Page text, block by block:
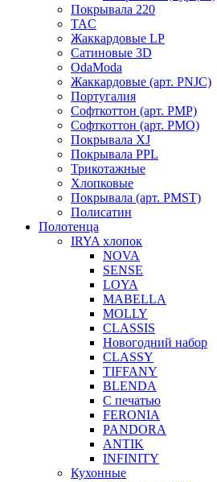
Покрывала 220
TAC
Жаккардовые LP
Сатиновые 3D
OdaModa
Жаккардовые (арт. PNJC)
Португалия
Софткоттон (арт. PMP)
Софткоттон (арт. PMO)
Покрывала XJ
Покрывала PPL
Трикотажные
Хлопковые
Покрывала (арт. PMST)
Полисатин
Полотенца
IRYA хлопок
NOVA
SENSE
LOYA
MABELLA
MOLLY
CLASSIS
Новогодний набор
CLASSY
TIFFANY
BLENDA
С печатью
FERONIA
PANDORA
ANTIK
INFINITY
Кухонные